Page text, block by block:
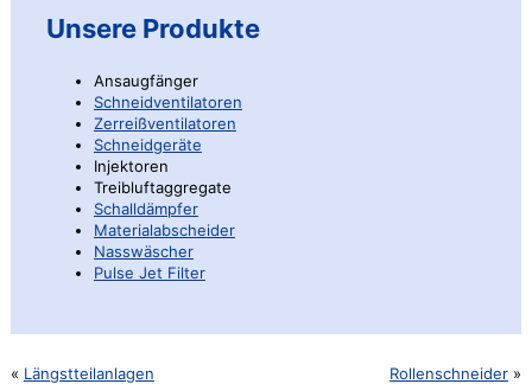
Unsere Produkte
Ansaugfänger
Schneidventilatoren
Zerreißventilatoren
Schneidgeräte
Injektoren
Treibluftaggregate
Schalldämpfer
Materialabscheider
Nasswäscher
Pulse Jet Filter
Längstteilanlagen Rollenschneider